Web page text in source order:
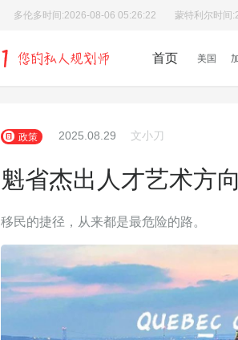
多伦多时间:2026-08-06 05:26:23 蒙特利尔时间:
首页 美国
政策 2025.08.29 文小刀
魁省杰出人才艺术方
移民的捷径，从来都是最危险的路。